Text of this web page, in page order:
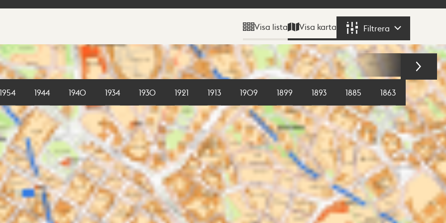
Visa lista Visa karta Filtrera
1954 1944 1940 1934 1930 1921 1913 1909 1899 1893 1885 1863 1855